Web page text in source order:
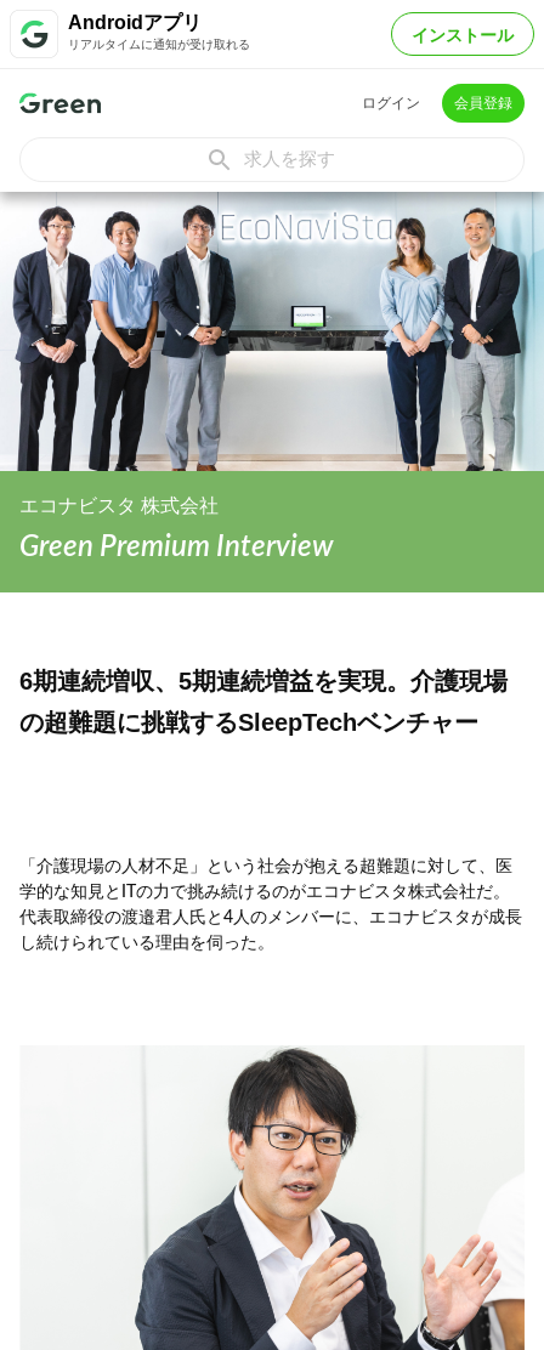
Androidアプリ
リアルタイムに通知が受け取れる インストール
ログイン 会員登録
求人を探す
エコナビスタ 株式会社
Green Premium Interview
6期連続増収、5期連続増益を実現。介護現場
の超難題に挑戦するSleepTechベンチャー
「介護現場の人材不足」という社会が抱える超難題に対して、医
学的な知見とITの力で挑み続けるのがエコナビスタ株式会社だ。
代表取締役の渡邉君人氏と4人のメンバーに、エコナビスタが成長
し続けられている理由を伺った。